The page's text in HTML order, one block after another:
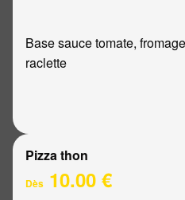
Base sauce tomate,
raclette
Pizza thon
Dès 10.00 €